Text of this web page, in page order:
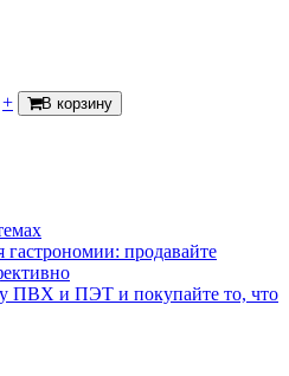
+ В корзину
продавайте
ПВХ и ПЭТ и покупайте то, что